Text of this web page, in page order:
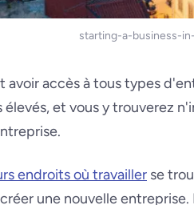
starting-a-business-
avoir accès à tous types
et vous y trouverez
endroits où travailler se
une nouvelle